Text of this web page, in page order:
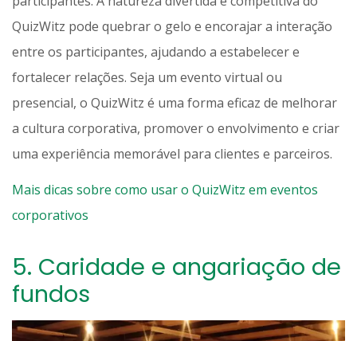
QuizWitz pode quebrar o gelo e encorajar a interação
entre os participantes, ajudando a estabelecer e
fortalecer relações. Seja um evento virtual ou
presencial, o QuizWitz é uma forma eficaz de melhorar
a cultura corporativa, promover o envolvimento e criar
uma experiência memorável para clientes e parceiros.
Mais dicas sobre como usar o QuizWitz em eventos
corporativos
5. Caridade e angariação de
fundos